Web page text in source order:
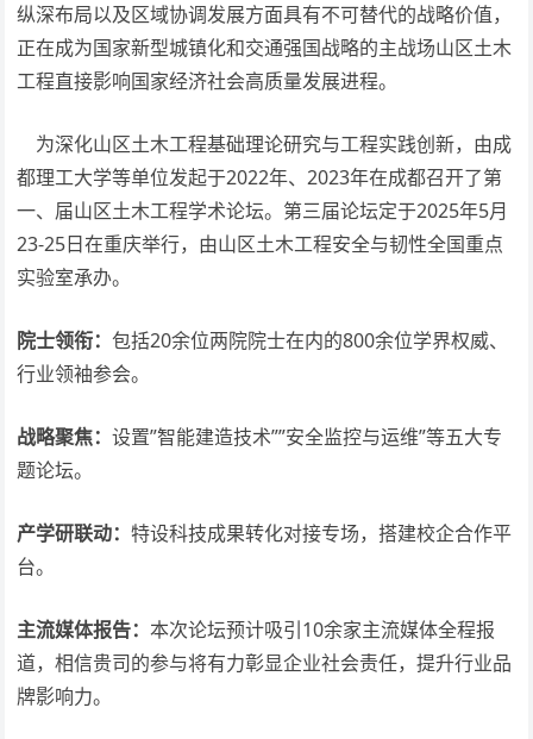
纵深布局以及区域协调发展方面具有不可替代的战略价值，
正在成为国家新型城镇化和交通强国战略的主战场山区土木
工程直接影响国家经济社会高质量发展进程。
为深化山区土木工程基础理论研究与工程实践创新，由成
都理工大学等单位发起于2022年、2023年在成都召开了第
一、届山区土木工程学术论坛。第三届论坛定于2025年5月
23-25日在重庆举行，由山区土木工程安全与韧性全国重点
实验室承办。
院士领衔：包括20余位两院院士在内的800余位学界权威、
行业领袖参会。
战略聚焦：设置”智能建造技术””安全监控与运维”等五大专
题论坛。
产学研联动：特设科技成果转化对接专场，搭建校企合作平
台。
主流媒体报告：本次论坛预计吸引10余家主流媒体全程报
道，相信贵司的参与将有力彰显企业社会责任，提升行业品
牌影响力。